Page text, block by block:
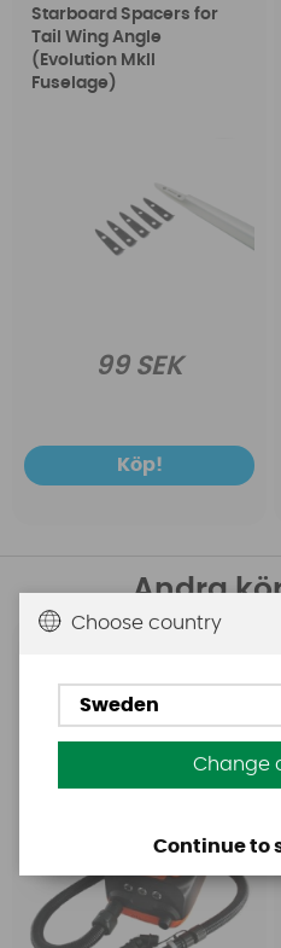
Starboard Spacers for
Tail Wing Angle
(Evolution MkII
Fuselage)
99 SEK
Köp!
Andra
Base Rechargeable
SUP Pump
Choose country
Sweden
Change
Continue to